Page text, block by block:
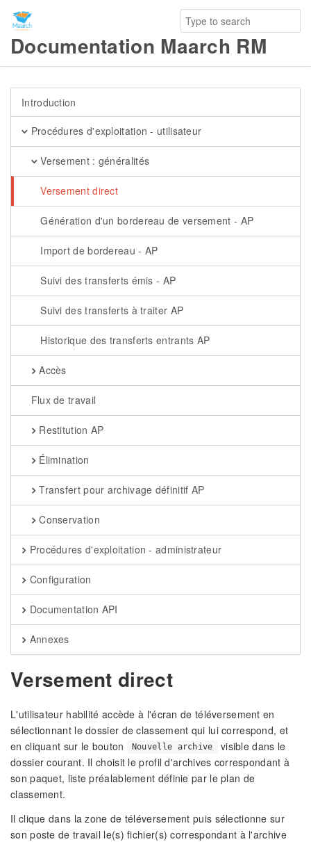
Documentation Maarch RM
Introduction
Procédures d'exploitation - utilisateur
Versement : généralités
Versement direct
Génération d'un bordereau de versement - AP
Import de bordereau - AP
Suivi des transferts émis - AP
Suivi des transferts à traiter AP
Historique des transferts entrants AP
Accès
Flux de travail
Restitution AP
Élimination
Transfert pour archivage définitif AP
Conservation
Procédures d'exploitation - administrateur
Configuration
Documentation API
Annexes
Versement direct
L'utilisateur habilité accède à l'écran de téléversement en
sélectionnant le dossier de classement qui lui correspond, et
en cliquant sur le bouton
Nouvelle archive
visible dans le
dossier courant. Il choisit le profil d'archives correspondant à
son paquet, liste préalablement définie par le plan de
classement.
Il clique dans la zone de téléversement puis sélectionne sur
son poste de travail le(s) fichier(s) correspondant à l'archive